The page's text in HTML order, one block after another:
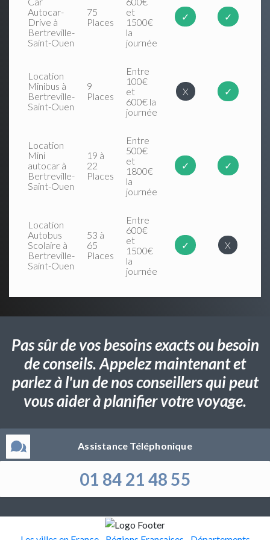
Autocar-
Drive à
Bertreville-
Saint-Ouen
75
Places
et
1500€
la
journée
✓ ✓
Location
Minibus à
Bertreville-
Saint-Ouen
9
Places
Entre
100€
et
600€ la
journée
X ✓
Location
Mini
autocar à
Bertreville-
Saint-Ouen
19 à
22
Places
Entre
500€
et
1800€
la
journée
✓ ✓
Location
Autobus
Scolaire à
Bertreville-
Saint-Ouen
53 à
65
Places
Entre
600€
et
1500€
la
journée
✓ X
Pas sûr de vos besoins exacts ou besoin
de conseils. Appelez maintenant et
parlez à l'un de nos conseillers qui peut
vous aider à planifier votre voyage.
Assistance Téléphonique
01 84 21 48 55